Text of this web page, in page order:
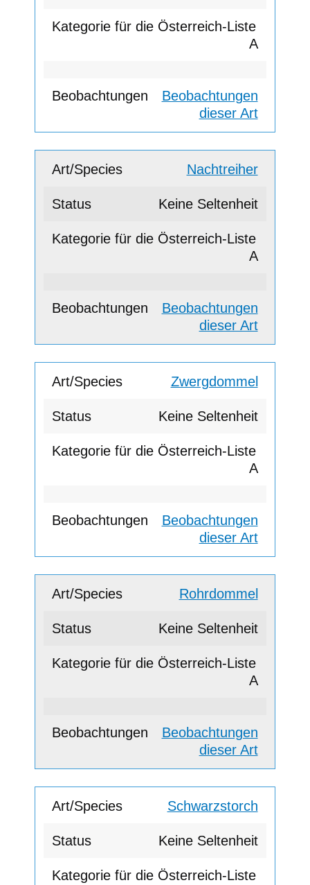
A
Beobachtungen
dieser Art
Nachtreiher
Keine Seltenheit
A
Beobachtungen
dieser Art
Zwergdommel
Keine Seltenheit
A
Beobachtungen
dieser Art
Rohrdommel
Keine Seltenheit
A
Beobachtungen
dieser Art
Schwarzstorch
Keine Seltenheit